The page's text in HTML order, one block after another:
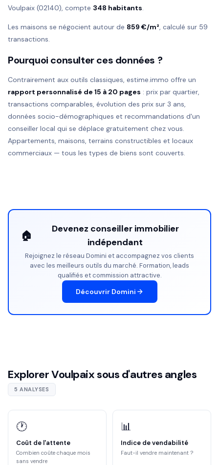
Voulpaix (02140), compte 348 habitants.
Les maisons se négocient autour de 859 €/m², calculé sur 59
transactions.
Pourquoi consulter ces données ?
Contrairement aux outils classiques, estime.immo offre un
rapport personnalisé de 15 à 20 pages : prix par quartier,
transactions comparables, évolution des prix sur 3 ans,
données socio-démographiques et recommandations d'un
conseiller local qui se déplace gratuitement chez vous.
Appartements, maisons, terrains constructibles et locaux
commerciaux — tous les types de biens sont couverts.
🏠
Devenez conseiller immobilier
indépendant
Rejoignez le réseau Domini et accompagnez vos clients
avec les meilleurs outils du marché. Formation, leads
qualifiés et commission attractive.
Découvrir Domini
Explorer Voulpaix sous d'autres angles
5 ANALYSES
🕐
Coût de l'attente
Combien coûte chaque mois
sans vendre
📊
Indice de vendabilité
Faut-il vendre maintenant ?